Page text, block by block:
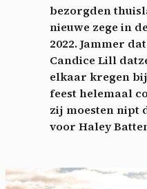
bezorgden
nieuwe zege in
2022. Jammer
Candice Lill
elkaar kregen
feest helemaal
zij moesten nipt
voor Haley